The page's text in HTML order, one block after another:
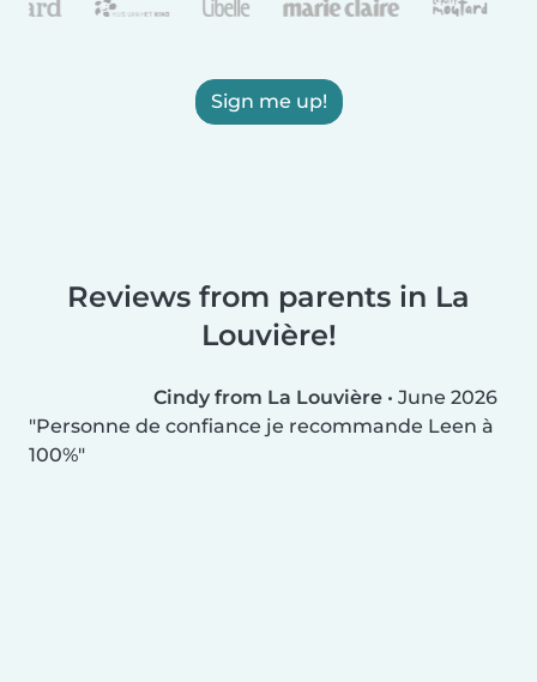
Sign me up!
Reviews from parents in La
Louvière!
Cindy from La Louvière • June 2026
Personne de confiance je recommande Leen à
100%